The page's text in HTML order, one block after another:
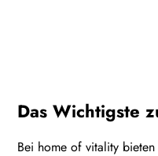
Das Wichtigste
Bei home of vitality